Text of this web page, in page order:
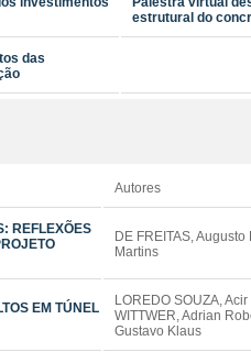
estrutural do
das
Autores
REFLEXÕES
DE FREITAS,
Martins
EM TÚNEL
LOREDO SOUZA,
WITTWER, Adrian
Gustavo Klaus